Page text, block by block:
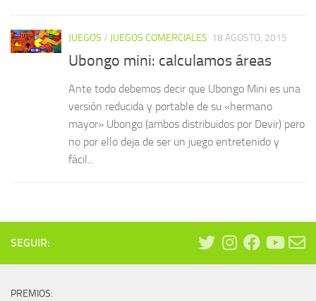
JUEGOS / JUEGOS COMERCIALES 18 AGOSTO, 2015
Ubongo mini: calculamos áreas
Ante todo debemos decir que Ubongo Mini es una
versión reducida y portable de su «hermano
mayor» Ubongo (ambos distribuidos por Devir) pero
no por ello deja de ser un juego entretenido y
fácil...
SEGUIR:
PREMIOS: